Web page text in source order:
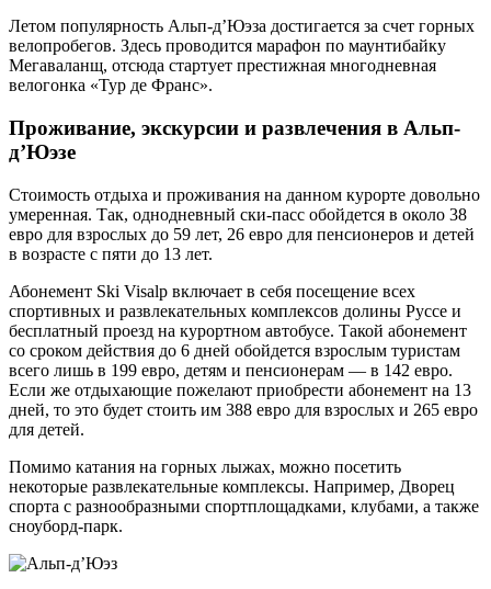
Летом популярность Альп-д’Юэза достигается за счет горных
велопробегов. Здесь проводится марафон по маунтибайку
Мегаваланщ, отсюда стартует престижная многодневная
велогонка «Тур де Франс».
Проживание, экскурсии и развлечения в Альп-
д’Юэзе
Стоимость отдыха и проживания на данном курорте довольно
умеренная. Так, однодневный ски-пасс обойдется в около 38
евро для взрослых до 59 лет, 26 евро для пенсионеров и детей
в возрасте с пяти до 13 лет.
Абонемент Ski Visalp включает в себя посещение всех
спортивных и развлекательных комплексов долины Руссе и
бесплатный проезд на курортном автобусе. Такой абонемент
со сроком действия до 6 дней обойдется взрослым туристам
всего лишь в 199 евро, детям и пенсионерам — в 142 евро.
Если же отдыхающие пожелают приобрести абонемент на 13
дней, то это будет стоить им 388 евро для взрослых и 265 евро
для детей.
Помимо катания на горных лыжах, можно посетить
некоторые развлекательные комплексы. Например, Дворец
спорта с разнообразными спортплощадками, клубами, а также
сноуборд-парк.